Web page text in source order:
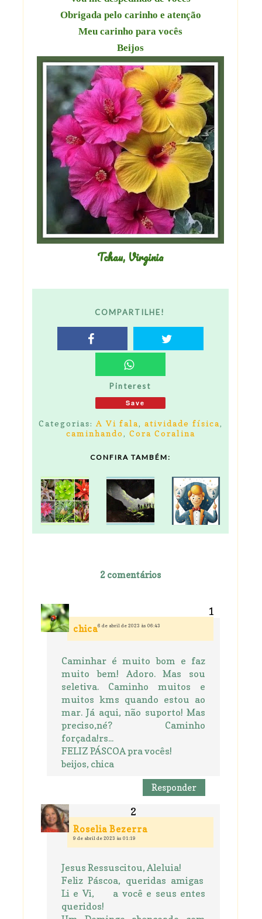
Obrigada pelo carinho e atenção
Meu carinho para vocês
Beijos
Tchau, Virginia
COMPARTILHE!
Pinterest
Save
Categorias: A Vi fala, atividade física,
caminhando , Cora Coralina
CONFIRA TAMBÉM:
2 comentários
chica6 de abril de 2023 às 06:43
Caminhar é muito bom e faz
muito bem! Adoro. Mas sou
seletiva. Caminho muitos e
muitos kms quando estou ao
mar. Já aqui, não suporto! Mas
preciso,né? Caminho
forçada!rs...
FELIZ PÁSCOA pra vocês!
beijos, chica
Responder
Roselia Bezerra
9 de abril de 2023 às 01:19
Jesus Ressuscitou, Aleluia!
Feliz Páscoa, queridas amigas
Li e Vi, a você e seus entes
queridos!